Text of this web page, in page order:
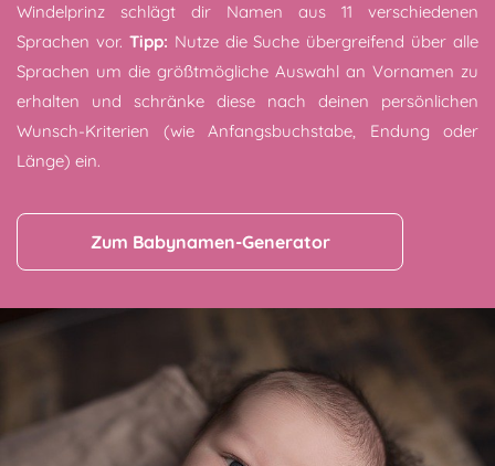
Windelprinz schlägt dir Namen aus 11 verschiedenen
Sprachen vor. Tipp: Nutze die Suche übergreifend über alle
Sprachen um die größtmögliche Auswahl an Vornamen zu
erhalten und schränke diese nach deinen persönlichen
Wunsch-Kriterien (wie Anfangsbuchstabe, Endung oder
Länge) ein.
Zum Babynamen-Generator